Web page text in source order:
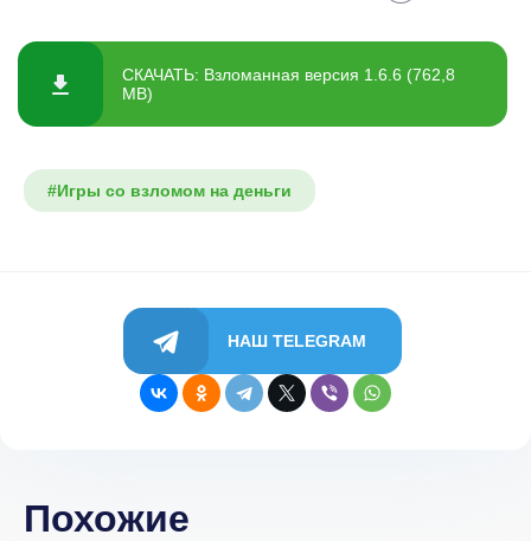
СКАЧАТЬ: Взломанная версия 1.6.6 (762,8
MB)
#Игры со взломом на деньги
НАШ TELEGRAM
Похожие